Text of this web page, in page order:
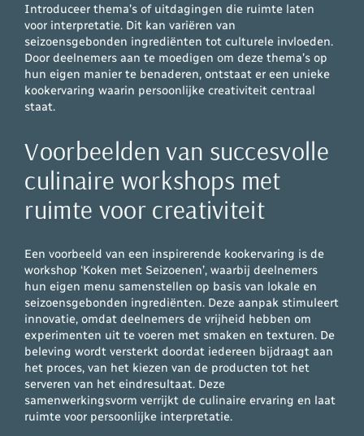
Introduceer thema’s of uitdagingen die ruimte laten
voor interpretatie. Dit kan variëren van
seizoensgebonden ingrediënten tot culturele invloeden.
Door deelnemers aan te moedigen om deze thema’s op
hun eigen manier te benaderen, ontstaat er een unieke
kookervaring waarin persoonlijke creativiteit centraal
staat.
Voorbeelden van succesvolle
culinaire workshops met
ruimte voor creativiteit
Een voorbeeld van een inspirerende kookervaring is de
workshop ‘Koken met Seizoenen’, waarbij deelnemers
hun eigen menu samenstellen op basis van lokale en
seizoensgebonden ingrediënten. Deze aanpak stimuleert
innovatie, omdat deelnemers de vrijheid hebben om
experimenten uit te voeren met smaken en texturen. De
beleving wordt versterkt doordat iedereen bijdraagt aan
het proces, van het kiezen van de producten tot het
serveren van het eindresultaat. Deze
samenwerkingsvorm verrijkt de culinaire ervaring en laat
ruimte voor persoonlijke interpretatie.